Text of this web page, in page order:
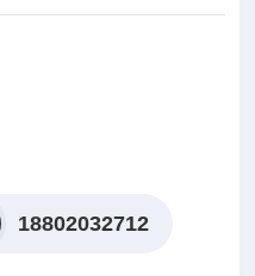
生物医学领域十余载，凭借
模型构建、药效评价、数据
助力客户突破科研瓶颈，加
18802032712